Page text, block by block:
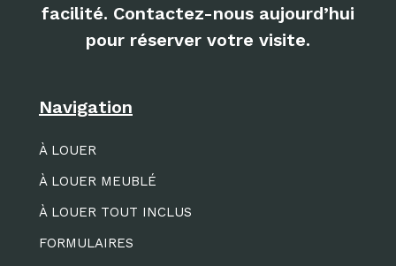
facilité. Contactez-nous aujourd’hui
pour réserver votre visite.
Navigation
À LOUER
À LOUER MEUBLÉ
À LOUER TOUT INCLUS
FORMULAIRES